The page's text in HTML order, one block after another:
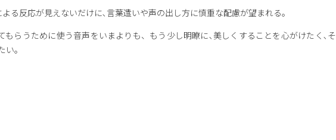
る反応が見えないだけに､言葉遣いや声の出し方に慎重な配慮が望まれる。
もらうために使う音声をいまよりも、もう少し明瞭に､美しくすることを心がけたく､そ
。